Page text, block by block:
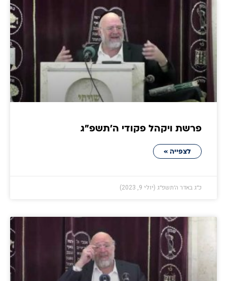
פרשת ויקהל פקודי ה׳תשפ״ג
לצפייה »
כ״ג באדר ה׳תשפ״ג (יולי 9, 2023)